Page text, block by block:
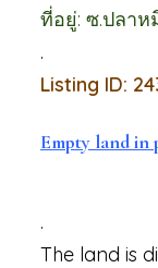
ที่อยู่: ซ.ปลาห
.
Listing ID:
Empty land in
.
The land is